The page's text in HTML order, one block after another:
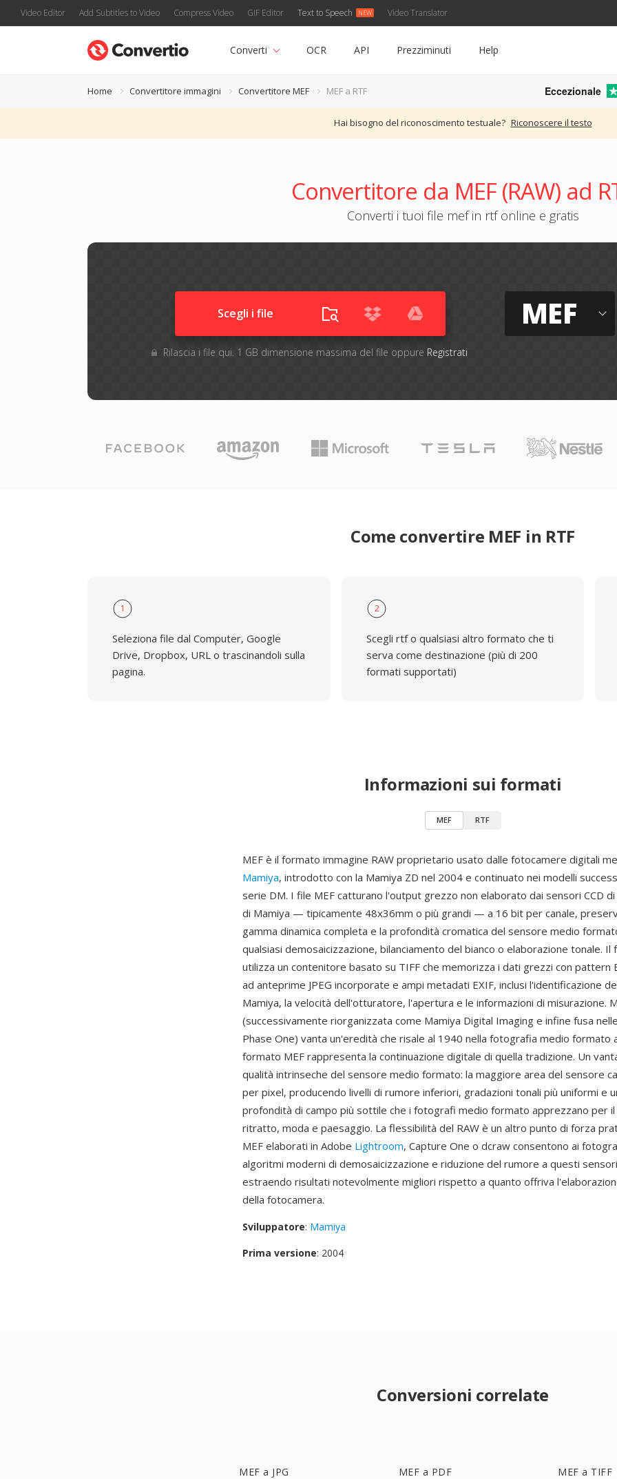
Video Editor Add Subtitles to Video Compress Video GIF Editor Text to Speech Video Translator
Converti OCR API Prezziminuti Help
Home Convertitore immagini Convertitore MEF MEF a RTF Eccezionale
Hai bisogno del riconoscimento testuale? Riconoscere il testo
Convertitore da MEF (RAW) ad
Converti i tuoi file mef in rtf online e gratis
Scegli i file
Rilascia i file qui. 1 GB dimensione massima del file oppure Registrati
MEF
Come convertire MEF in RTF
1
Seleziona file dal Computer, Google
Drive, Dropbox, URL o trascinandoli sulla
pagina.
2
Scegli rtf o qualsiasi altro formato che ti
serva come destinazione (più di 200
formati supportati)
Informazioni sui formati
MEF RTF
MEF è il formato immagine RAW proprietario usato dalle fotocamere digitali
Mamiya, introdotto con la Mamiya ZD nel 2004 e continuato nei modelli
serie DM. I file MEF catturano l'output grezzo non elaborato dai sensori CCD
di Mamiya — tipicamente 48x36mm o più grandi — a 16 bit per canale,
gamma dinamica completa e la profondità cromatica del sensore medio
qualsiasi demosaicizzazione, bilanciamento del bianco o elaborazione tonale. Il
utilizza un contenitore basato su TIFF che memorizza i dati grezzi con pattern
ad anteprime JPEG incorporate e ampi metadati EXIF, inclusi l'identificazione
Mamiya, la velocità dell'otturatore, l'apertura e le informazioni di misurazione.
(successivamente riorganizzata come Mamiya Digital Imaging e infine fusa
Phase One) vanta un'eredità che risale al 1940 nella fotografia medio formato
formato MEF rappresenta la continuazione digitale di quella tradizione. Un
qualità intrinseche del sensore medio formato: la maggiore area del sensore
per pixel, producendo livelli di rumore inferiori, gradazioni tonali più uniformi e
profondità di campo più sottile che i fotografi medio formato apprezzano per
ritratto, moda e paesaggio. La flessibilità del RAW è un altro punto di forza
MEF elaborati in Adobe Lightroom, Capture One o dcraw consentono ai
algoritmi moderni di demosaicizzazione e riduzione del rumore a questi
estraendo risultati notevolmente migliori rispetto a quanto offriva
della fotocamera.
Sviluppatore: Mamiya
Prima versione: 2004
Conversioni correlate
MEF a JPG MEF a PDF MEF a TIFF